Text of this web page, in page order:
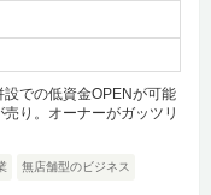
での低資金OPENが可能
り。オーナーがガッツリ
無店舗型のビジネス